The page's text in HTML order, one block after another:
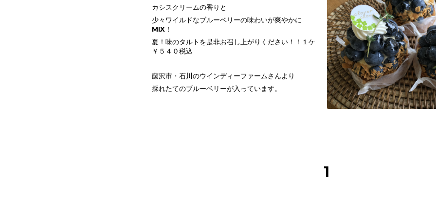
カシスクリームの香りと
少々ワイルドなブルーベリーの味わいが爽やかに
MIX！
夏！味のタルトを是非お召し上がりください！！１ケ
￥５４０税込
藤沢市・石川のウインディーファームさんより
採れたてのブルーベリーが入っています。
1